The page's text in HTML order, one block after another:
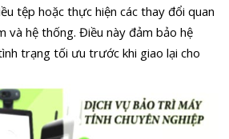
tệp hoặc thực hiện các thay đổi quan
và hệ thống. Điều này đảm bảo hệ
trạng tối ưu trước khi giao lại cho